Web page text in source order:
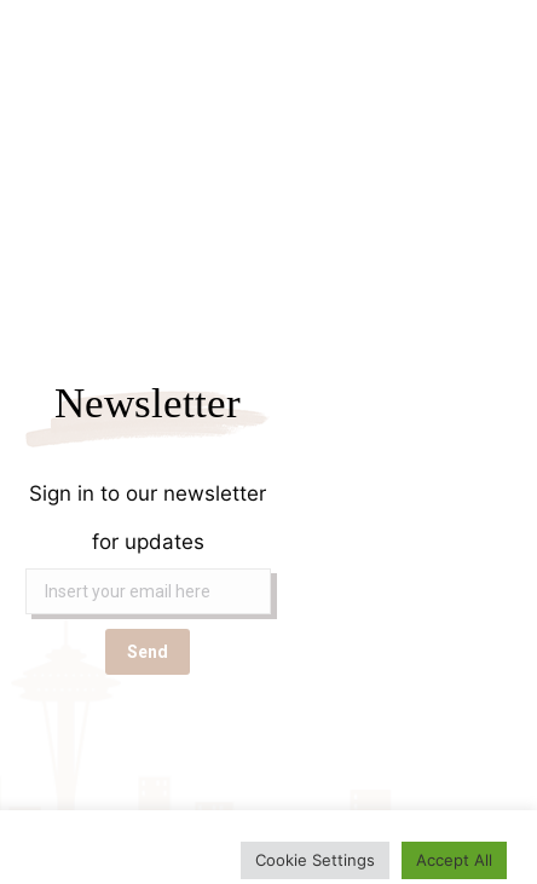
Newsletter
Sign in to our newsletter
for updates
e-trikala
Cookie Settings Accept All